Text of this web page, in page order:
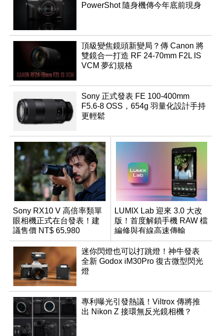
PowerShot 隨身機傳今年底前現身
頂級變焦鏡頭新變局？傳 Canon 將
雙鏡合一打造 RF 24-70mm F2L IS
VCM 夢幻規格
Sony 正式發表 FE 100-400mm
F5.6-8 OSS，654g 羽量化設計手持
更輕鬆
Sony RX10 V 高倍率類單
眼相機正式在台發表！建
議售價 NT$ 65,980
LUMIX Lab 迎來 3.0 大改
版！首度解鎖手機 RAW 檔
編修與有線高速傳輸
迷你閃燈也可以打跳燈！神牛發表
全新 Godox iM30Pro 復古微型閃光
燈
專利曝光引發熱議！Viltrox 傳將推
出 Nikon Z 接環無反光鏡相機？